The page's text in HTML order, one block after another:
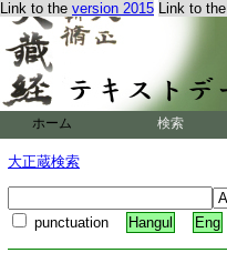
Link to the version 2015 Link to the
ホーム 検索
大正蔵検索
punctuation Hangul Eng